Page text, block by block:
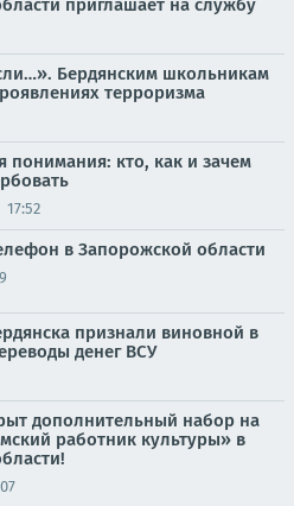
приглашает на службу
Бердянским школьникам
терроризма
понимания: кто, как и зачем
17:52
в Запорожской области
признали виновной в
денег ВСУ
дополнительный набор на
работник культуры» в